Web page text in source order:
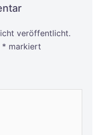
veröffentlicht.
* markiert